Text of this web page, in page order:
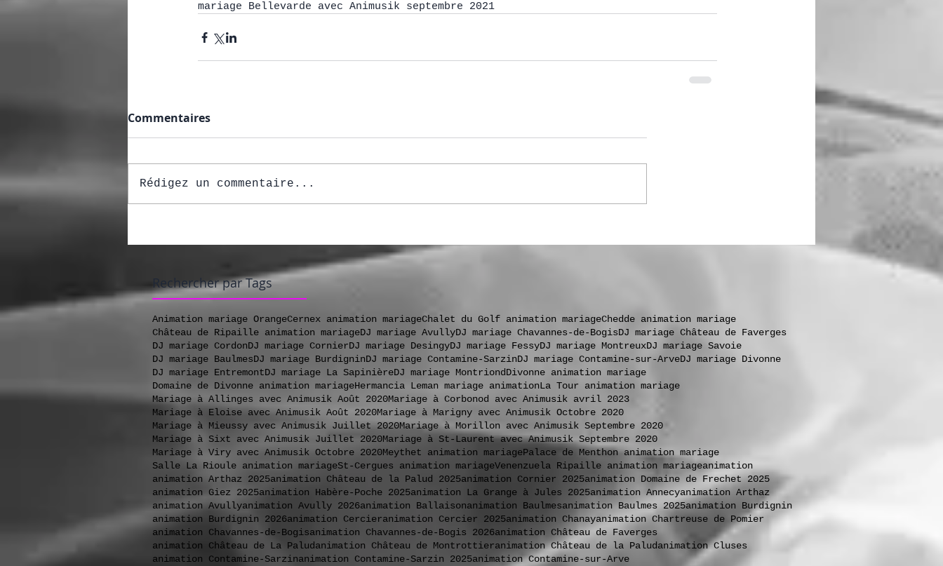
mariage Bellevarde avec Animusik septembre 2021
Commentaires
Rédigez un commentaire...
Rechercher par Tags
Animation mariage OrangeCernex animation mariageChalet du Golf animation mariageChedde animation mariage
Château de Ripaille animation mariageDJ mariage AvullyDJ mariage Chavannes-de-BogisDJ mariage Château de Faverges
DJ mariage CordonDJ mariage CornierDJ mariage DesingyDJ mariage FessyDJ mariage MontreuxDJ mariage Savoie
DJ mariage BaulmesDJ mariage BurdigninDJ mariage Contamine-SarzinDJ mariage Contamine-sur-ArveDJ mariage Divonne
DJ mariage EntremontDJ mariage La SapinièreDJ mariage MontriondDivonne animation mariage
Domaine de Divonne animation mariageHermancia Leman mariage animationLa Tour animation mariage
Mariage à Allinges avec Animusik Août 2020Mariage à Corbonod avec Animusik avril 2023
Mariage à Eloise avec Animusik Août 2020Mariage à Marigny avec Animusik Octobre 2020
Mariage à Mieussy avec Animusik Juillet 2020Mariage à Morillon avec Animusik Septembre 2020
Mariage à Sixt avec Animusik Juillet 2020Mariage à St-Laurent avec Animusik Septembre 2020
Mariage à Viry avec Animusik Octobre 2020Meythet animation mariagePalace de Menthon animation mariage
Salle La Rioule animation mariageSt-Cergues animation mariageVenenzuela Ripaille animation mariageanimation
animation Arthaz 2025animation Château de la Palud 2025animation Cornier 2025animation Domaine de Frechet 2025
animation Giez 2025animation Habère-Poche 2025animation La Grange à Jules 2025animation Annecyanimation Arthaz
animation Avullyanimation Avully 2026animation Ballaisonanimation Baulmesanimation Baulmes 2025animation Burdignin
animation Burdignin 2026animation Cercieranimation Cercier 2025animation Chanayanimation Chartreuse de Pomier
animation Chavannes-de-Bogisanimation Chavannes-de-Bogis 2026animation Château de Faverges
animation Château de La Paludanimation Château de Montrottieranimation Château de la Paludanimation Cluses
animation Contamine-Sarzinanimation Contamine-Sarzin 2025animation Contamine-sur-Arve